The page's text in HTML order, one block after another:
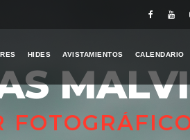
HIDES AVISTAMIENTOS CALENDARIO